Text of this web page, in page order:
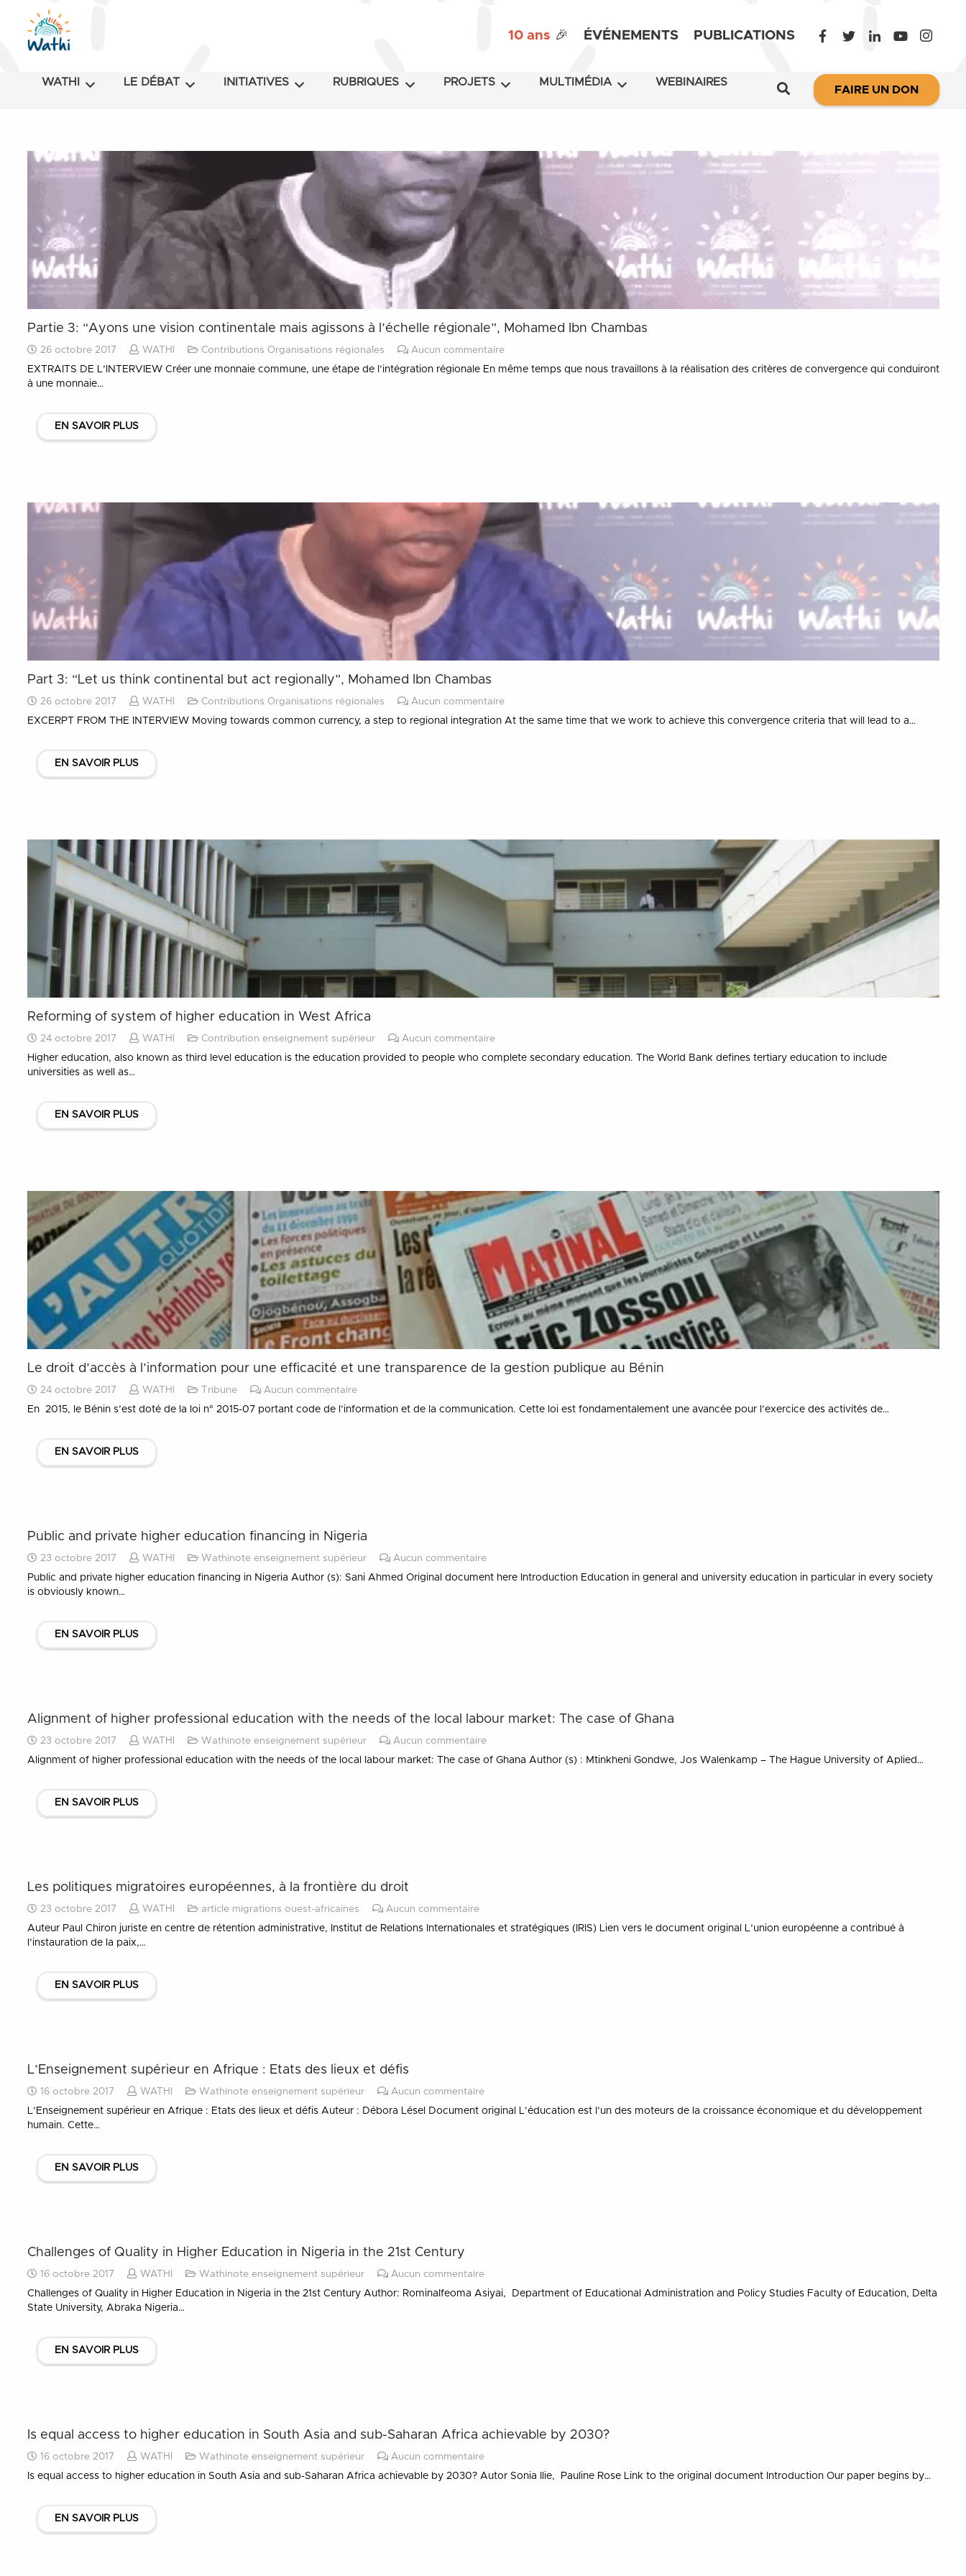
10 ans 🎉 ÉVÉNEMENTS PUBLICATIONS
WATHI LE DÉBAT INITIATIVES RUBRIQUES PROJETS MULTIMÉDIA WEBINAIRES
FAIRE UN DON
Partie 3: “Ayons une vision continentale mais agissons à l’échelle régionale”, Mohamed Ibn Chambas
26 octobre 2017 WATHI Contributions Organisations régionales
Aucun commentaire
EXTRAITS DE L’INTERVIEW Créer une monnaie commune, une étape de l’intégration régionale En même temps que nous travaillons à la réalisation des critères de convergence qui conduiront
à une monnaie…
EN SAVOIR PLUS
Part 3: “Let us think continental but act regionally”, Mohamed Ibn Chambas
26 octobre 2017 WATHI Contributions Organisations régionales
Aucun commentaire
EXCERPT FROM THE INTERVIEW Moving towards common currency, a step to regional integration At the same time that we work to achieve this convergence criteria that will lead to a…
EN SAVOIR PLUS
Reforming of system of higher education in West Africa
24 octobre 2017 WATHI Contribution enseignement supérieur
Aucun commentaire
Higher education, also known as third level education is the education provided to people who complete secondary education. The World Bank defines tertiary education to include
universities as well as…
EN SAVOIR PLUS
Le droit d’accès à l’information pour une efficacité et une transparence de la gestion publique au Bénin
24 octobre 2017 WATHI Tribune
Aucun commentaire
En 2015, le Bénin s’est doté de la loi n° 2015-07 portant code de l’information et de la communication. Cette loi est fondamentalement une avancée pour l’exercice des activités de…
EN SAVOIR PLUS
Public and private higher education financing in Nigeria
23 octobre 2017 WATHI Wathinote enseignement supérieur
Aucun commentaire
Public and private higher education financing in Nigeria Author (s): Sani Ahmed Original document here Introduction Education in general and university education in particular in every society
is obviously known…
EN SAVOIR PLUS
Alignment of higher professional education with the needs of the local labour market: The case of Ghana
23 octobre 2017 WATHI Wathinote enseignement supérieur
Aucun commentaire
Alignment of higher professional education with the needs of the local labour market: The case of Ghana Author (s) : Mtinkheni Gondwe, Jos Walenkamp – The Hague University of Aplied…
EN SAVOIR PLUS
Les politiques migratoires européennes, à la frontière du droit
23 octobre 2017 WATHI article migrations ouest-africaines
Aucun commentaire
Auteur Paul Chiron juriste en centre de rétention administrative, Institut de Relations Internationales et stratégiques (IRIS) Lien vers le document original L’union européenne a contribué à
l’instauration de la paix,…
EN SAVOIR PLUS
L’Enseignement supérieur en Afrique : Etats des lieux et défis
16 octobre 2017 WATHI Wathinote enseignement supérieur
Aucun commentaire
L’Enseignement supérieur en Afrique : Etats des lieux et défis Auteur : Débora Lésel Document original L’éducation est l’un des moteurs de la croissance économique et du développement
humain. Cette…
EN SAVOIR PLUS
Challenges of Quality in Higher Education in Nigeria in the 21st Century
16 octobre 2017 WATHI Wathinote enseignement supérieur
Aucun commentaire
Challenges of Quality in Higher Education in Nigeria in the 21st Century Author: RominaIfeoma Asiyai, Department of Educational Administration and Policy Studies Faculty of Education, Delta
State University, Abraka Nigeria…
EN SAVOIR PLUS
Is equal access to higher education in South Asia and sub-Saharan Africa achievable by 2030?
16 octobre 2017 WATHI Wathinote enseignement supérieur
Aucun commentaire
Is equal access to higher education in South Asia and sub-Saharan Africa achievable by 2030? Autor Sonia Ilie, Pauline Rose Link to the original document Introduction Our paper begins by…
EN SAVOIR PLUS